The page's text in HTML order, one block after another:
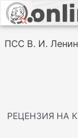
ПСС В. И.
РЕЦЕНЗИЯ НА